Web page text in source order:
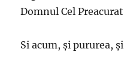
Domnul Cel
Si acum, şi pururea,